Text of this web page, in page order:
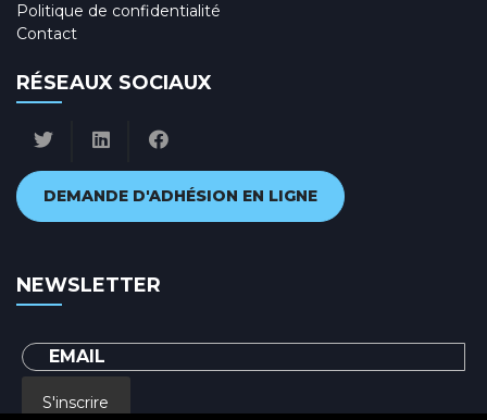
Politique de confidentialité
Contact
RÉSEAUX SOCIAUX
DEMANDE D'ADHÉSION EN LIGNE
NEWSLETTER
S'inscrire